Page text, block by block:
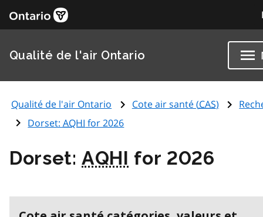
Qualité de l'air Ontario
Qualité de l'air Ontario Cote air santé (CAS)
Dorset:AQHI for 2026
Dorset:AQHI for 2026